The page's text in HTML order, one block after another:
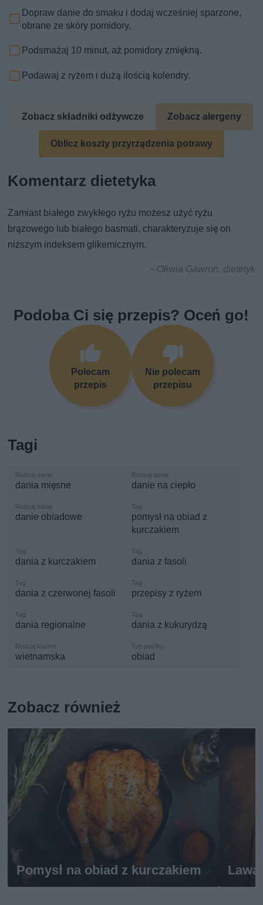
Dopraw danie do smaku i dodaj wcześniej sparzone,
obrane ze skóry pomidory.
Podsmażaj 10 minut, aż pomidory zmiękną.
Podawaj z ryżem i dużą ilością kolendry.
Zobacz składniki odżywcze Zobacz alergeny
Oblicz koszty przyrządzenia potrawy
Komentarz dietetyka
Zamiast białego zwykłego ryżu możesz użyć ryżu
brązowego lub białego basmati, charakteryzuje się on
niższym indeksem glikemicznym.
~ Oliwia Gawron, dietetyk
Podoba Ci się przepis? Oceń go!
Polecam
przepis
Nie polecam
przepisu
Tagi
dania mięsne danie na ciepło
danie obiadowe
pomysł na obiad z
kurczakiem
dania z kurczakiem dania z fasoli
dania z czerwonej fasoli przepisy z ryżem
dania regionalne dania z kukurydzą
wietnamska obiad
Zobacz również
Pomysł na obiad z kurczakiem